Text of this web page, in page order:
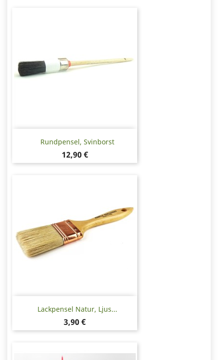
Rundpensel, Svinborst
Pris
12,90 €
Lackpensel Natur, Ljus...
Pris
3,90 €